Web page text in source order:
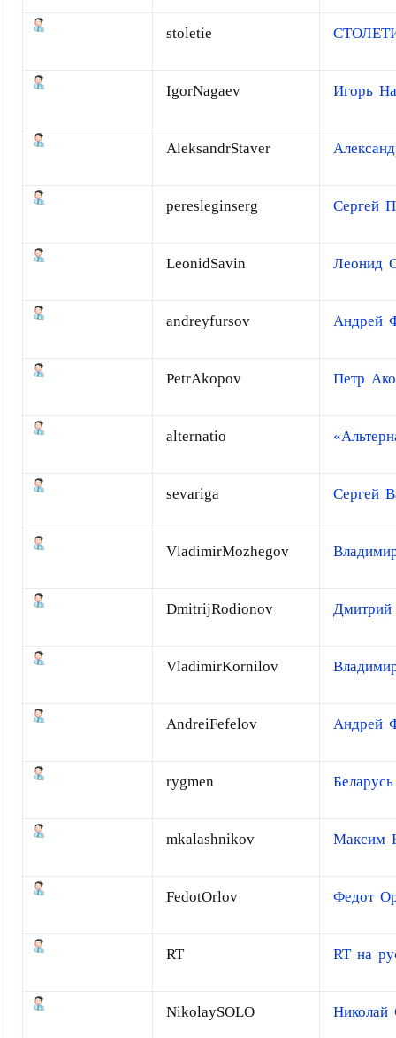
stoletie
IgorNagaev Игорь
AleksandrStaver
peresleginserg Сергей
LeonidSavin Леонид
andreyfursov Андрей
PetrAkopov Петр
alternatio
sevariga Сергей
VladimirMozhegov
DmitrijRodionov Дмитрий
VladimirKornilov
AndreiFefelov Андрей
rygmen
mkalashnikov Максим
FedotOrlov Федот
RT RT на
NikolaySOLO Николай